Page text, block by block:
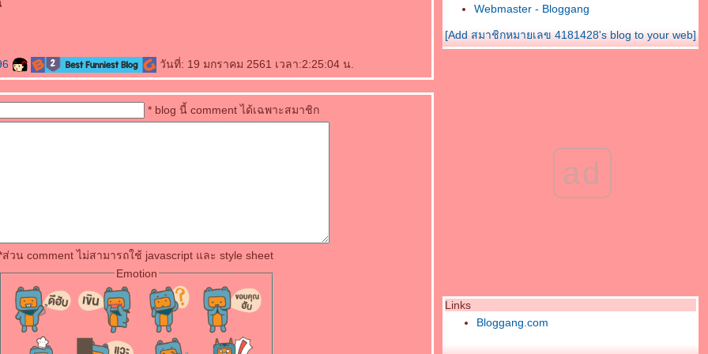
วันที่: 19 มกราคม 2561 เวลา:2:25:04 น.
* blog นี้ comment ได้เฉพาะสมาชิก
ส่วน comment ไม่สามารถใช้ javascript และ style sheet
Emotion
Webmaster - Bloggang
[Add สมาชิกหมายเลข 4181428's blog to your web]
ad
Links
Bloggang.com